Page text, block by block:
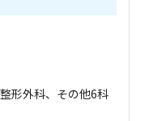
形外科、その他6科